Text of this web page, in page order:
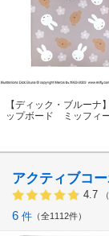
【ディック・ブルーナ
ップボード ミッフィ
リスグレージュ ST-
アクティブコ
4.7
6 件 全1112件